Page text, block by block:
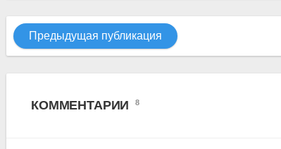
Предыдущая публикация
КОММЕНТАРИИ 8